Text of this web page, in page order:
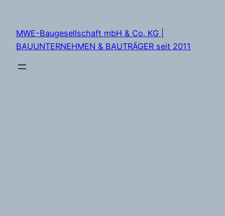
springen
MWE-Baugesellschaft mbH & Co. KG |
BAUUNTERNEHMEN & BAUTRÄGER seit 2011